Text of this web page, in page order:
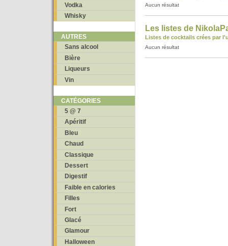
Vodka
Whisky
AUTRES
Sans alcool
Bière
Liqueurs
Vin
CATÉGORIES
5 @ 7
Apéritif
Bleu
Chaud
Classique
Dessert
Digestif
Faible en calories
Filles
Fort
Glacé
Glamour
Halloween
Aucun résultat
Les listes de
Listes de cocktails crées par
Aucun résultat